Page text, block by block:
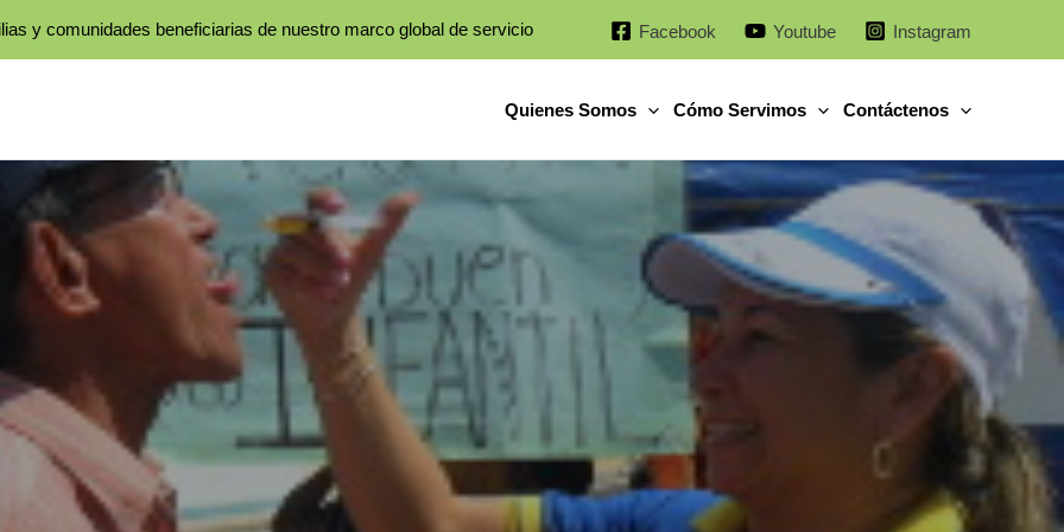
y comunidades beneficiarias de nuestro marco global de servicio Facebook Youtube Instagram
Quienes Somos Cómo Servimos Contáctenos